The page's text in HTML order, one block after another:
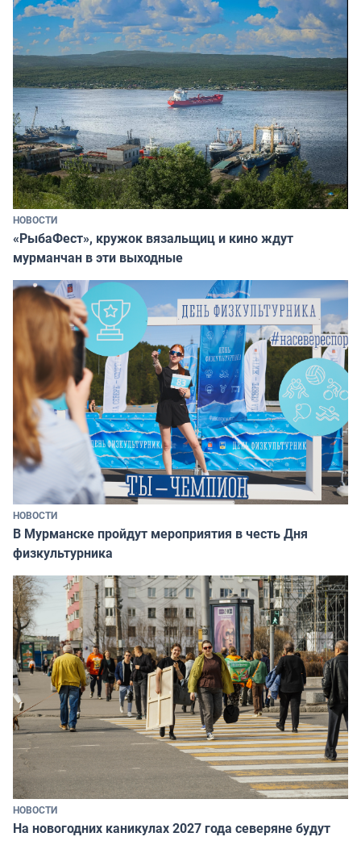
НОВОСТИ
«РыбаФест», кружок вязальщиц и кино ждут
мурманчан в эти выходные
НОВОСТИ
В Мурманске пройдут мероприятия в честь Дня
физкультурника
НОВОСТИ
На новогодних каникулах 2027 года северяне будут